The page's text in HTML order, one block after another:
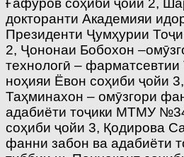
Ғафуров соҳиби ҷойи 2,
докторанти Академияи
Президенти Ҷумҳурии
2, Ҷононаи Бобохон
технологӣ – фарматсевтии
ноҳияи Ёвон соҳиби ҷойи
Таҳминахон – омӯзгори
адабиёти тоҷики МТМУ
соҳиби ҷойи 3, Қодирова
фанни забон ва адабиёти